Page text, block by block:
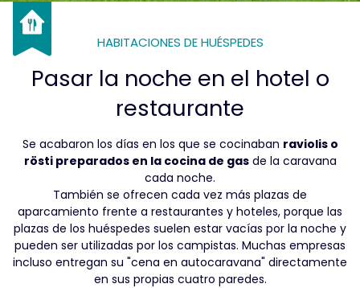
HABITACIONES DE HUÉSPEDES
Pasar la noche en el hotel o
restaurante
Se acabaron los días en los que se cocinaban raviolis o
rösti preparados en la cocina de gasde la caravana
cada noche.
También se ofrecen cada vez más plazas de
aparcamiento frente a restaurantes y hoteles, porque las
plazas de los huéspedes suelen estar vacías por la noche y
pueden ser utilizadas por los campistas. Muchas empresas
incluso entregan su "cena en autocaravana" directamente
en sus propias cuatro paredes.